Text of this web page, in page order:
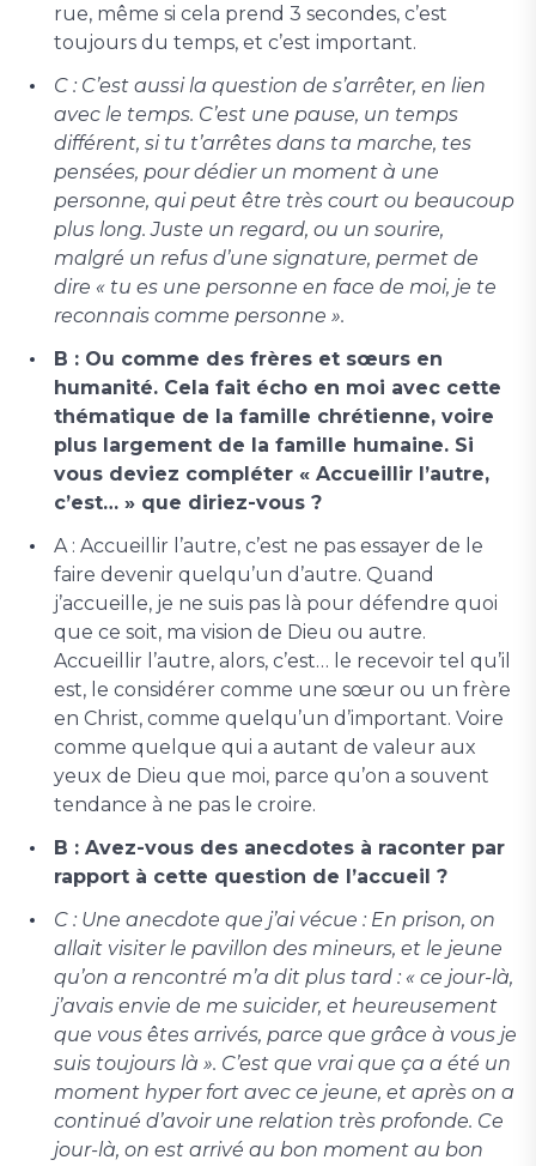
rue, même si cela prend 3 secondes, c’est
toujours du temps, et c’est important.
C : C’est aussi la question de s’arrêter, en lien
avec le temps. C’est une pause, un temps
différent, si tu t’arrêtes dans ta marche, tes
pensées, pour dédier un moment à une
personne, qui peut être très court ou beaucoup
plus long. Juste un regard, ou un sourire,
malgré un refus d’une signature, permet de
dire « tu es une personne en face de moi, je te
reconnais comme personne ».
B : Ou comme des frères et sœurs en
humanité. Cela fait écho en moi avec cette
thématique de la famille chrétienne, voire
plus largement de la famille humaine. Si
vous deviez compléter « Accueillir l’autre,
c’est… » que diriez-vous ?
A : Accueillir l’autre, c’est ne pas essayer de le
faire devenir quelqu’un d’autre. Quand
j’accueille, je ne suis pas là pour défendre quoi
que ce soit, ma vision de Dieu ou autre.
Accueillir l’autre, alors, c’est… le recevoir tel qu’il
est, le considérer comme une sœur ou un frère
en Christ, comme quelqu’un d’important. Voire
comme quelque qui a autant de valeur aux
yeux de Dieu que moi, parce qu’on a souvent
tendance à ne pas le croire.
B : Avez-vous des anecdotes à raconter par
rapport à cette question de l’accueil ?
C : Une anecdote que j’ai vécue : En prison, on
allait visiter le pavillon des mineurs, et le jeune
qu’on a rencontré m’a dit plus tard : « ce jour-là,
j’avais envie de me suicider, et heureusement
que vous êtes arrivés, parce que grâce à vous je
suis toujours là ». C’est que vrai que ça a été un
moment hyper fort avec ce jeune, et après on a
continué d’avoir une relation très profonde. Ce
jour-là, on est arrivé au bon moment au bon